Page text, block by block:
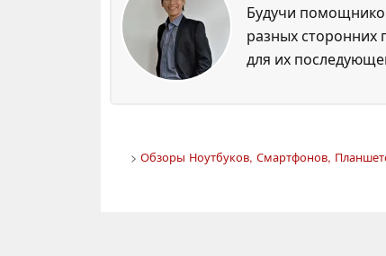
Будучи
разных сторонних
для их
> Обзоры Ноутбуков, Смартфонов,